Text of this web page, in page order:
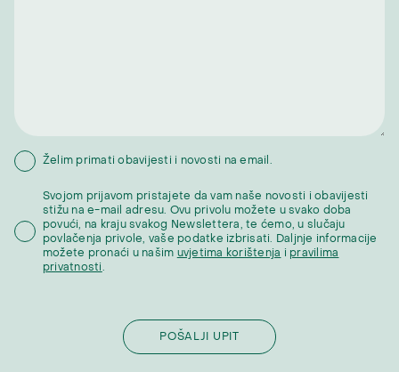
Želim primati obavijesti i novosti na email.
Svojom prijavom pristajete da vam naše novosti i obavijesti
stižu na e-mail adresu. Ovu privolu možete u svako doba
povući, na kraju svakog Newslettera, te ćemo, u slučaju
povlačenja privole, vaše podatke izbrisati. Daljnje informacije
možete pronaći u našim uvjetima korištenja i pravilima
privatnosti.